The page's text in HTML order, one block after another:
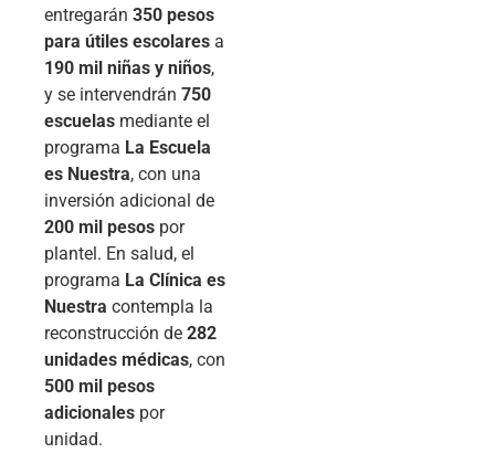
entregarán 350 pesos
para útiles escolares a
190 mil niñas y niños,
y se intervendrán 750
escuelas mediante el
programa La Escuela
es Nuestra, con una
inversión adicional de
200 mil pesos por
plantel. En salud, el
programa La Clínica es
Nuestra contempla la
reconstrucción de 282
unidades médicas, con
500 mil pesos
adicionales por
unidad.